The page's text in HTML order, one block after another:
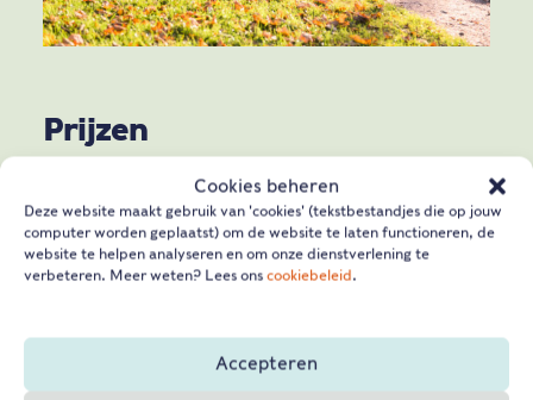
Cookies beheren
Deze website maakt gebruik van 'cookies' (tekstbestandjes die op jouw
computer worden geplaatst) om de website te laten functioneren, de
website te helpen analyseren en om onze dienstverlening te
verbeteren. Meer weten? Lees ons cookiebeleid.
Accepteren
Prijzen
Kom voor een hele dag of een paar uurtjes: met
drie bezoeken per jaar is een Vestingpas al
voordeliger.
Jaarabonnement volwassene